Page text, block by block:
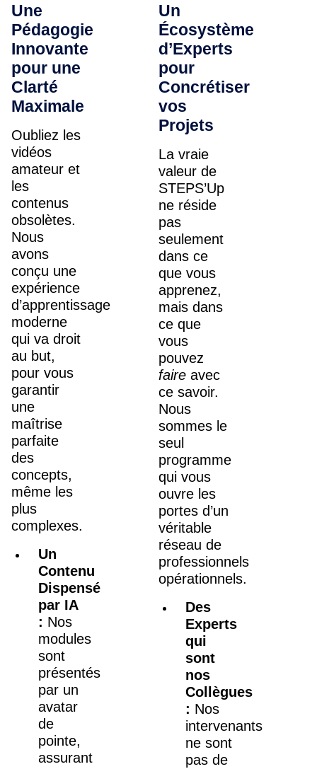
Une
Pédagogie
Innovante
pour une
Clarté
Maximale
Oubliez les
vidéos
amateur et
les
contenus
obsolètes.
Nous
avons
conçu une
expérience
d’apprentissage
moderne
qui va droit
au but,
pour vous
garantir
une
maîtrise
parfaite
des
concepts,
même les
plus
complexes.
Un
Contenu
Dispensé
par IA
: Nos
modules
sont
présentés
par un
avatar
de
pointe,
assurant
Un
Écosystème
d’Experts
pour
Concrétiser
vos
Projets
La vraie
valeur de
STEPS’Up
ne réside
pas
seulement
dans ce
que vous
apprenez,
mais dans
ce que
vous
pouvez
faire avec
ce savoir.
Nous
sommes le
seul
programme
qui vous
ouvre les
portes d’un
véritable
réseau de
professionnels
opérationnels.
Des
Experts
qui
sont
nos
Collègues
: Nos
intervenants
ne sont
pas de